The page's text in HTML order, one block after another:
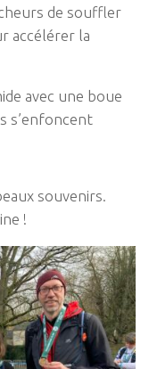
de souffler
accélérer la
avec une boue
s’enfoncent
souvenirs.
!